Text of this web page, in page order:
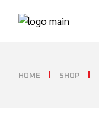
HOME SHOP